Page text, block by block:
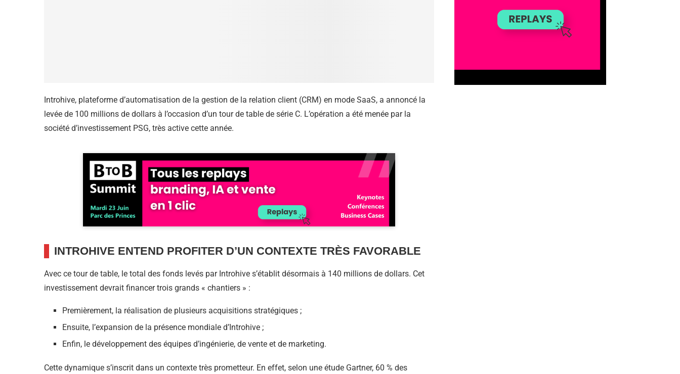
Introhive, plateforme d’automatisation de la gestion de la relation client (CRM) en mode SaaS, a annoncé la
levée de 100 millions de dollars à l’occasion d’un tour de table de série C. L’opération a été menée par la
société d’investissement PSG, très active cette année.
INTROHIVE ENTEND PROFITER D’UN CONTEXTE TRÈS FAVORABLE
Avec ce tour de table, le total des fonds levés par Introhive s’établit désormais à 140 millions de dollars. Cet
investissement devrait financer trois grands « chantiers » :
Premièrement, la réalisation de plusieurs acquisitions stratégiques ;
Ensuite, l’expansion de la présence mondiale d’Introhive ;
Enfin, le développement des équipes d’ingénierie, de vente et de marketing.
Cette dynamique s’inscrit dans un contexte très prometteur. En effet, selon une étude Gartner, 60 % des